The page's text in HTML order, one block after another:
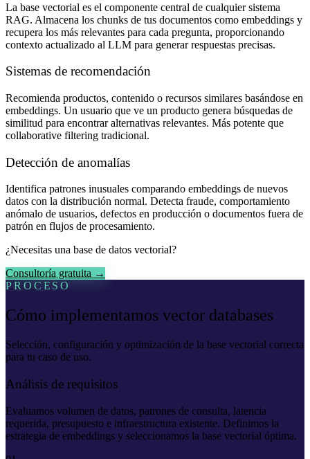
La base vectorial es el componente central de cualquier sistema
RAG. Almacena los chunks de tus documentos como embeddings y
recupera los más relevantes para cada pregunta, proporcionando
contexto actualizado al LLM para generar respuestas precisas.
Sistemas de recomendación
Recomienda productos, contenido o recursos similares basándose en
embeddings. Un usuario que ve un producto genera búsquedas de
similitud para encontrar alternativas relevantes. Más potente que
collaborative filtering tradicional.
Detección de anomalías
Identifica patrones inusuales comparando embeddings de nuevos
datos con la distribución normal. Detecta fraude, comportamiento
anómalo de usuarios, defectos en producción o documentos fuera de
patrón en flujos de procesamiento.
¿Necesitas una base de datos vectorial?
Consultoría gratuita →
PROCESO
Cómo implementamos vector databases
Selección, configuración y optimización de la base vectorial correcta
para tu caso de uso.
Análisis de requisitos
Evaluamos volumen de datos, patrones de consulta, latencia
requerida, presupuesto e infraestructura existente. Definimos la
estrategia de embeddings y seleccionamos la base vectorial óptima.